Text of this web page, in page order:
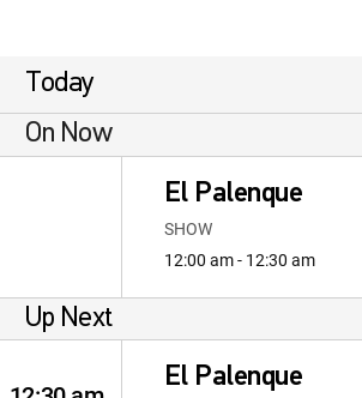
Today
On Now
El Palenque
SHOW
12:00 am - 12:30 am
Up Next
El Palenque